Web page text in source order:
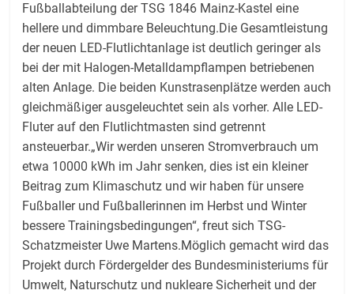
Fußballabteilung der TSG 1846 Mainz-Kastel eine
hellere und dimmbare Beleuchtung.Die Gesamtleistung
der neuen LED-Flutlichtanlage ist deutlich geringer als
bei der mit Halogen-Metalldampflampen betriebenen
alten Anlage. Die beiden Kunstrasenplätze werden auch
gleichmäßiger ausgeleuchtet sein als vorher. Alle LED-
Fluter auf den Flutlichtmasten sind getrennt
ansteuerbar.„Wir werden unseren Stromverbrauch um
etwa 10000 kWh im Jahr senken, dies ist ein kleiner
Beitrag zum Klimaschutz und wir haben für unsere
Fußballer und Fußballerinnen im Herbst und Winter
bessere Trainingsbedingungen“, freut sich TSG-
Schatzmeister Uwe Martens.Möglich gemacht wird das
Projekt durch Fördergelder des Bundesministeriums für
Umwelt, Naturschutz und nukleare Sicherheit und der